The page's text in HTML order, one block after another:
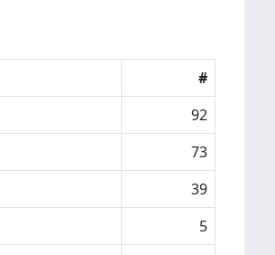
#
92
73
39
5